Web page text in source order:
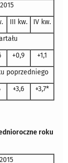
2015
III kw.
IV kw.
+0,9
+1,1
poprzedniego
+3,6 +3,7*
roku
2015